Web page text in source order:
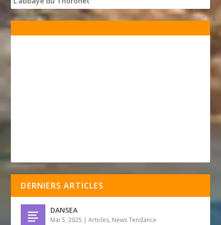
DERNIERS ARTICLES
DANSEA
Mai 5, 2025 |Articles, News Tendance